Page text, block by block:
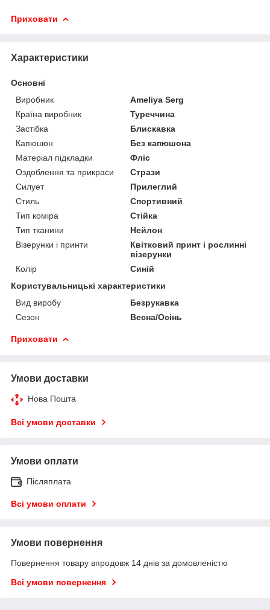
Приховати
Характеристики
Основні
Виробник
Ameliya Serg
Країна виробник
Туреччина
Застібка
Блискавка
Капюшон
Без капюшона
Матеріал підкладки
Фліс
Оздоблення та прикраси
Стрази
Силует
Прилеглий
Стиль
Спортивний
Тип коміра
Стійка
Тип тканини
Нейлон
Візерунки і принти
Квітковий принт і рослинні
візерунки
Колір
Синій
Користувальницькі характеристики
Вид виробу
Безрукавка
Сезон
Весна/Осінь
Приховати
Умови доставки
Нова Пошта
Всі умови доставки
Умови оплати
Післяплата
Всі умови оплати
Умови повернення
Повернення товару впродовж 14 днів за домовленістю
Всі умови повернення